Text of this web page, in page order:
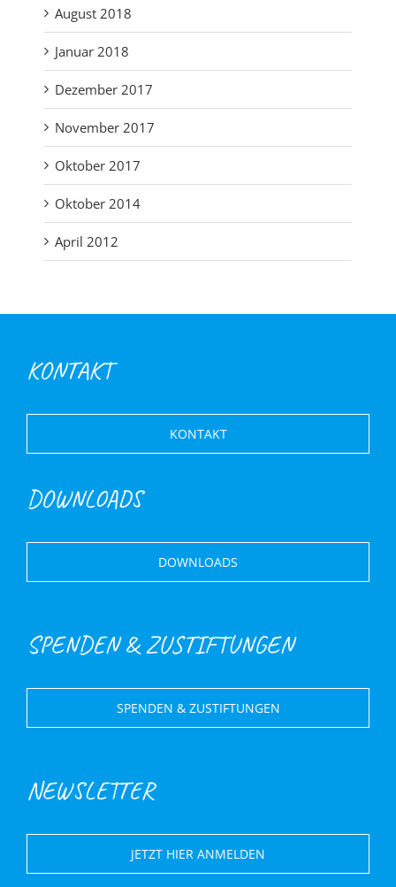
August 2018
Januar 2018
Dezember 2017
November 2017
Oktober 2017
Oktober 2014
April 2012
KONTAKT
KONTAKT
DOWNLOADS
DOWNLOADS
SPENDEN & ZUSTIFTUNGEN
SPENDEN & ZUSTIFTUNGEN
NEWSLETTER
JETZT HIER ANMELDEN